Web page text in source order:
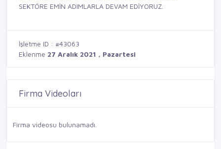
SEKTÖRE EMİN ADIMLARLA DEVAM EDİYORUZ.
İşletme ID : #43063
Eklenme 27 Aralık 2021 , Pazartesi
Firma Videoları
Firma videosu bulunamadı.